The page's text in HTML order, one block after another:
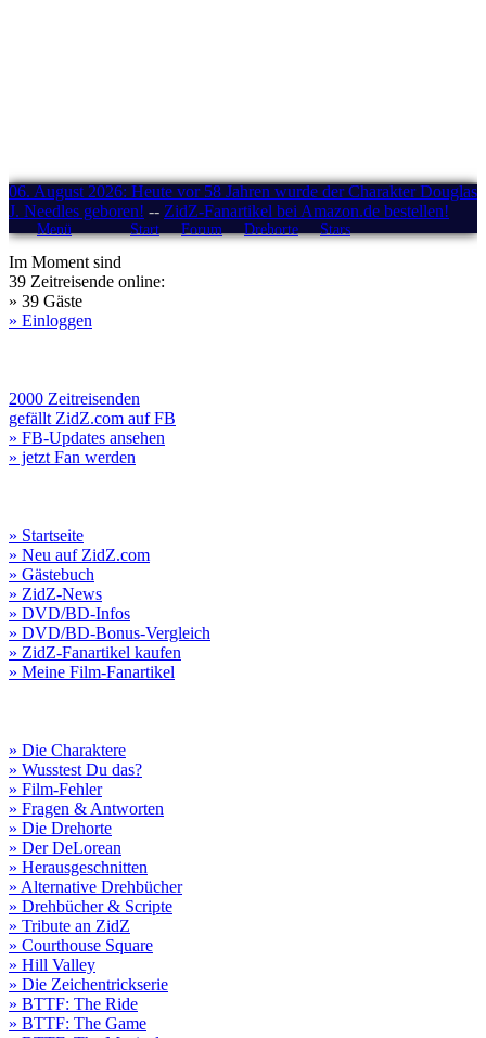
06. August 2026: Heute vor 58 Jahren wurde der Charakter Douglas
J. Needles geboren! -- ZidZ-Fanartikel bei Amazon.de bestellen!
Menü Start Forum Drehorte Stars
Im Moment sind
39 Zeitreisende online:
» 39 Gäste
» Einloggen
2000 Zeitreisenden
gefällt ZidZ.com auf FB
» FB-Updates ansehen
» jetzt Fan werden
» Startseite
» Neu auf ZidZ.com
» Gästebuch
» ZidZ-News
» DVD/BD-Infos
» DVD/BD-Bonus-Vergleich
» ZidZ-Fanartikel kaufen
» Meine Film-Fanartikel
» Die Charaktere
» Wusstest Du das?
» Film-Fehler
» Fragen & Antworten
» Die Drehorte
» Der DeLorean
» Herausgeschnitten
» Alternative Drehbücher
» Drehbücher & Scripte
» Tribute an ZidZ
» Courthouse Square
» Hill Valley
» Die Zeichentrickserie
» BTTF: The Ride
» BTTF: The Game